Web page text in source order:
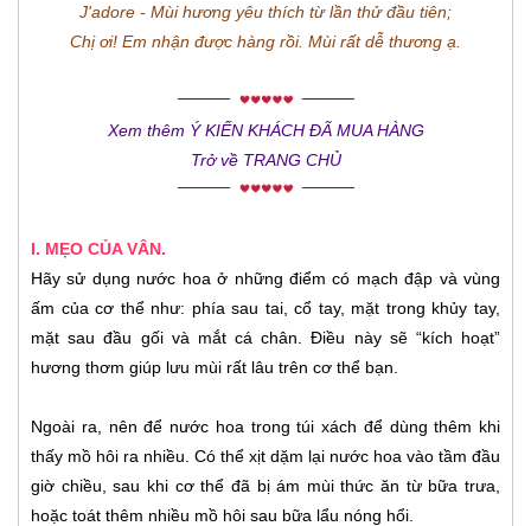
J'adore - Mùi hương yêu thích từ lần thử đầu tiên;
Chị ơi! Em nhận được hàng rồi. Mùi rất dễ thương ạ.
Xem thêm Ý KIẾN KHÁCH ĐÃ MUA HÀNG
Trở về TRANG CHỦ
I. MẸO CỦA VÂN.
Hãy sử dụng nước hoa ở những điểm có mạch đập và vùng
ấm của cơ thể như: phía sau tai, cổ tay, mặt trong khủy tay,
mặt sau đầu gối và mắt cá chân. Điều này sẽ “kích hoạt”
hương thơm giúp lưu mùi rất lâu trên cơ thể bạn.
Ngoài ra, nên để nước hoa trong túi xách để dùng thêm khi
thấy mồ hôi ra nhiều. Có thể xịt dặm lại nước hoa vào tầm đầu
giờ chiều, sau khi cơ thể đã bị ám mùi thức ăn từ bữa trưa,
hoặc toát thêm nhiều mồ hôi sau bữa lẩu nóng hổi.